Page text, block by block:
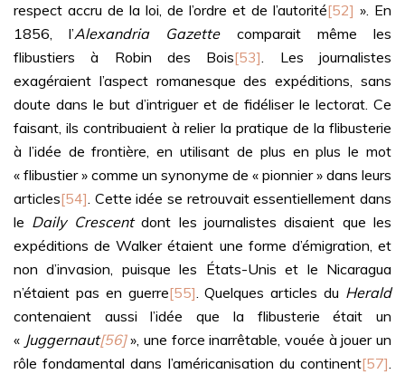
respect accru de la loi, de l’ordre et de l’autorité[52] ». En
1856, l’Alexandria Gazettecomparait même les
flibustiers à Robin des Bois[53]. Les journalistes
exagéraient l’aspect romanesque des expéditions, sans
doute dans le but d’intriguer et de fidéliser le lectorat. Ce
faisant, ils contribuaient à relier la pratique de la flibusterie
à l’idée de frontière, en utilisant de plus en plus le mot
« flibustier » comme un synonyme de « pionnier » dans leurs
articles[54]. Cette idée se retrouvait essentiellement dans
le Daily Crescentdont les journalistes disaient que les
expéditions de Walker étaient une forme d’émigration, et
non d’invasion, puisque les États-Unis et le Nicaragua
n’étaient pas en guerre[55]. Quelques articles du Herald
contenaient aussi l’idée que la flibusterie était un
« Juggernaut[56]», une force inarrêtable, vouée à jouer un
rôle fondamental dans l’américanisation du continent[57].